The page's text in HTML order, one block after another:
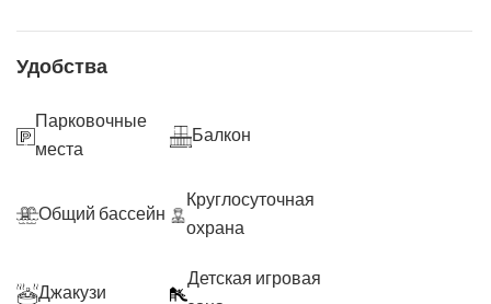
Удобства
Парковочные
места
Балкон
Общий бассейн
Круглосуточная
охрана
Джакузи
Детская игровая